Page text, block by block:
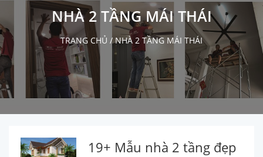
NHÀ 2 TẦNG MÁI THÁI
TRANG CHỦ /NHÀ 2 TẦNG MÁI THÁI
19+ Mẫu nhà 2 tầng đẹp